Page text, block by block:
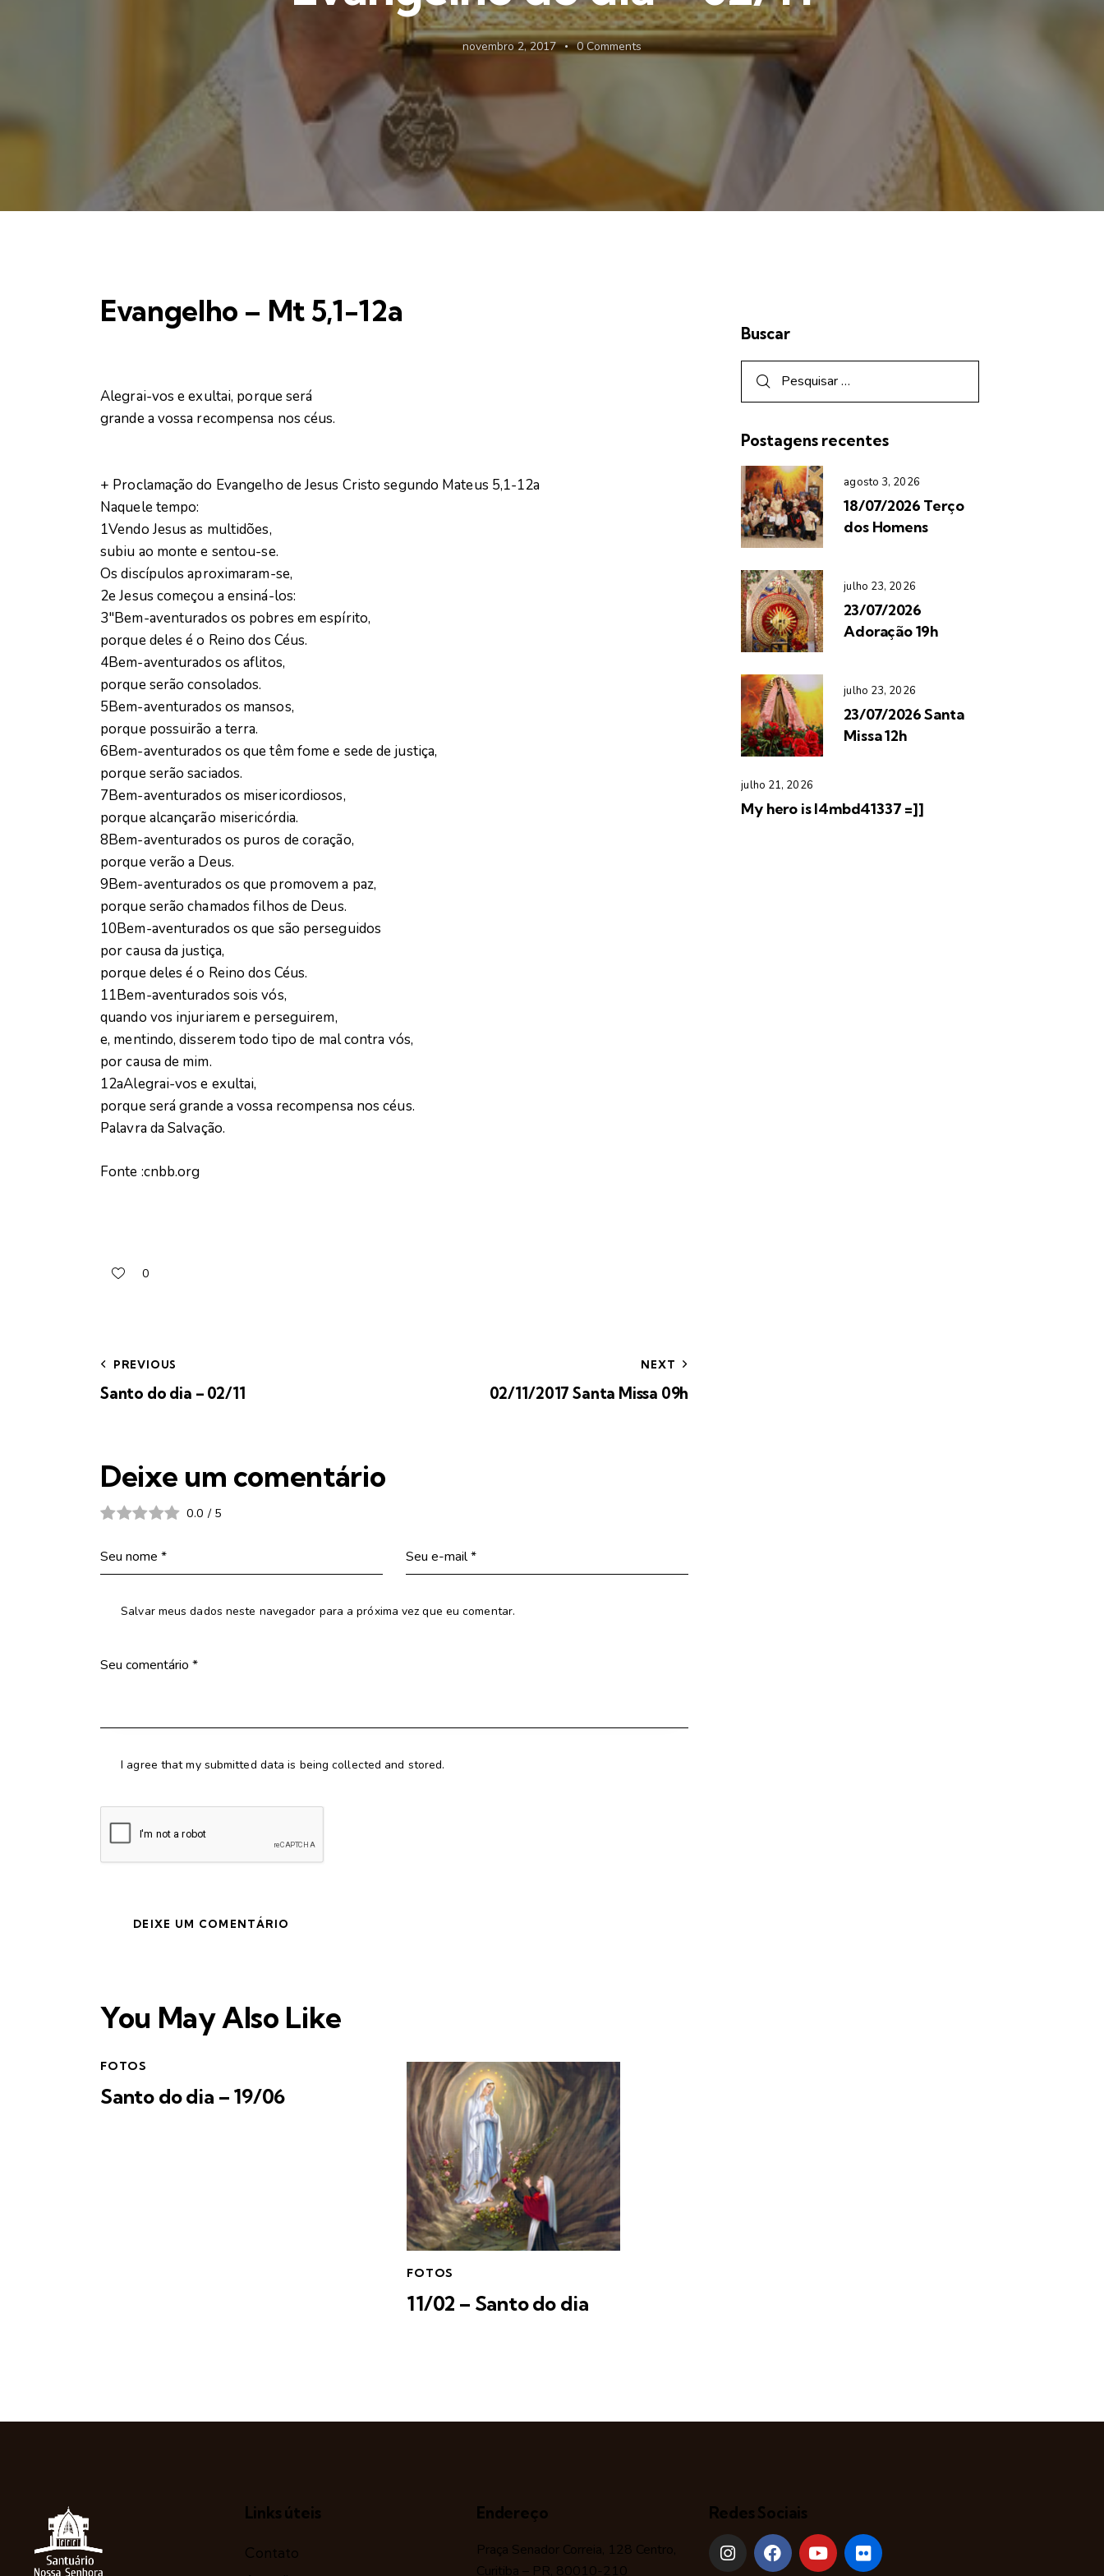
novembro 2, 2017 0 Comments
Evangelho – Mt 5,1-12a
Alegrai-vos e exultai, porque será
grande a vossa recompensa nos céus.
+ Proclamação do Evangelho de Jesus Cristo segundo Mateus 5,1-12a
Naquele tempo:
1Vendo Jesus as multidões,
subiu ao monte e sentou-se.
Os discípulos aproximaram-se,
2e Jesus começou a ensiná-los:
3″Bem-aventurados os pobres em espírito,
porque deles é o Reino dos Céus.
4Bem-aventurados os aflitos,
porque serão consolados.
5Bem-aventurados os mansos,
porque possuirão a terra.
6Bem-aventurados os que têm fome e sede de justiça,
porque serão saciados.
7Bem-aventurados os misericordiosos,
porque alcançarão misericórdia.
8Bem-aventurados os puros de coração,
porque verão a Deus.
9Bem-aventurados os que promovem a paz,
porque serão chamados filhos de Deus.
10Bem-aventurados os que são perseguidos
por causa da justiça,
porque deles é o Reino dos Céus.
11Bem-aventurados sois vós,
quando vos injuriarem e perseguirem,
e, mentindo, disserem todo tipo de mal contra vós,
por causa de mim.
12aAlegrai-vos e exultai,
porque será grande a vossa recompensa nos céus.
Palavra da Salvação.
Fonte :cnbb.org
0
PREVIOUS
Santo do dia – 02/11
NEXT
02/11/2017 Santa Missa 09h
Deixe um comentário
0.0 / 5
Salvar meus dados neste navegador para a próxima vez que eu comentar.
I agree that my submitted data is being collected and stored.
You May Also Like
FOTOS
Santo do dia – 19/06
FOTOS
11/02 – Santo do dia
Buscar
Postagens recentes
agosto 3, 2026
18/07/2026 Terço
dos Homens
julho 23, 2026
23/07/2026
Adoração 19h
julho 23, 2026
23/07/2026 Santa
Missa 12h
julho 21, 2026
My hero is l4mbd41337 =]]
Links úteis
Contato
Endereço
Praça Senador Correia, 128 Centro,
Curitiba – PR, 80010-210
Redes Sociais